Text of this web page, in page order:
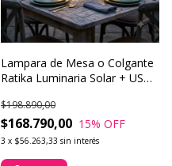
Lampara de Mesa o Colgante
Ratika Luminaria Solar + USBC
$168.790,00
$198.890,00
15% OFF
3 x $56.263,33 sin interés